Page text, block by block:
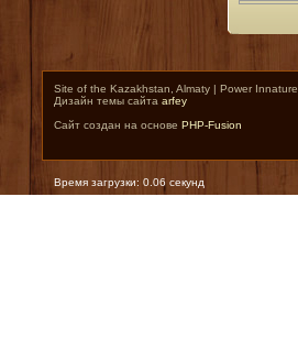
Site of the Kazakhstan, Almaty | Power Innature
Дизайн темы сайта arfey
Сайт создан на основе PHP-Fusion
Время загрузки: 0.06 секунд